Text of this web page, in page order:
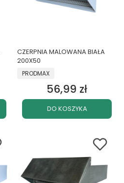
CZERPNIA MALOWANA BIAŁA
200X50
PRODUCENT
PRODMAX
Cena
56,99 zł
DO KOSZYKA